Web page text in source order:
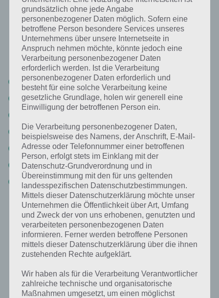
für 94%
Nachfolgend findest du alle richtigen Antworten zum Sachverhalt
Das macht man auf dem Land in der App 94%. Die Lösung ist dabei
nach den Prozent-Werten sortiert. Hier die Antworten:
Wandern
Urlaub
Reiten
Ernten
Traktor fahren
Tiere füttern
Weitere Aufgaben und Rätsel im gleichen
Level
Ebenfalls im gleichen Level wie “Das macht man auf dem Land”
befinden sich “Ein berühmter Arzt (real oder fiktiv)
und Lichter am Himmel
“. Klicke einfach auf den Sachverhalt, um zur
94% Lösung zu gelangen.
grundsätzlich ohne jede Angabe
personenbezogener Daten möglich. Sofern eine
betroffene Person besondere Services unseres
Unternehmens über unsere Internetseite in
Anspruch nehmen möchte, könnte jedoch eine
Verarbeitung personenbezogener Daten
erforderlich werden. Ist die Verarbeitung
personenbezogener Daten erforderlich und
besteht für eine solche Verarbeitung keine
gesetzliche Grundlage, holen wir generell eine
Einwilligung der betroffenen Person ein.
Die Verarbeitung personenbezogener Daten,
beispielsweise des Namens, der Anschrift, E-Mail-
Adresse oder Telefonnummer einer betroffenen
Person, erfolgt stets im Einklang mit der
Datenschutz-Grundverordnung und in
Übereinstimmung mit den für uns geltenden
landesspezifischen Datenschutzbestimmungen.
Mittels dieser Datenschutzerklärung möchte unser
Unternehmen die Öffentlichkeit über Art, Umfang
und Zweck der von uns erhobenen, genutzten und
verarbeiteten personenbezogenen Daten
informieren. Ferner werden betroffene Personen
mittels dieser Datenschutzerklärung über die ihnen
zustehenden Rechte aufgeklärt.
Wir haben als für die Verarbeitung Verantwortlicher
zahlreiche technische und organisatorische
Maßnahmen umgesetzt, um einen möglichst